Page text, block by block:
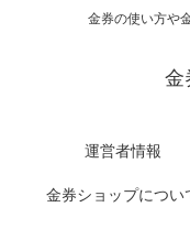
金券の使い方や
金
運営者情報
金券ショップについ